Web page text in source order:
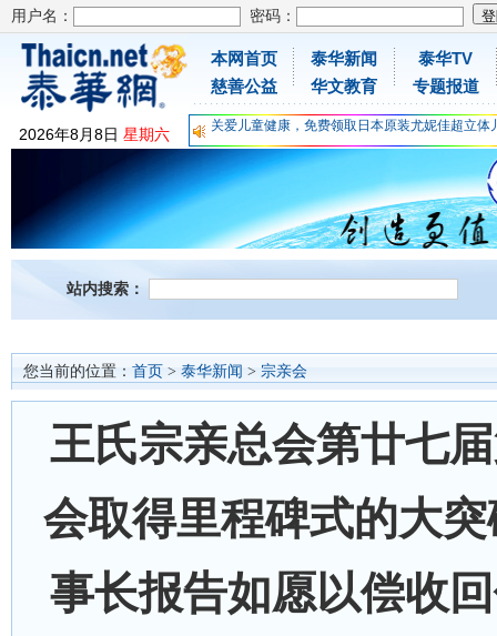
用户名： 密码：
2026年8月8日 星期六
本网首页
慈善公益
泰华新闻
华文教育
泰华TV
专题报道
为时不晚，人体胶原蛋白维C应该这样补充
关爱儿童健康，免费领取日本原装尤妮佳超立体
抗击疫情：每天一瓶增强自身免疫力！
为时不晚，人体胶原蛋白维C应该这样补充
关爱儿童健康，免费领取日本原装尤妮佳超立体
抗击疫情：每天一瓶增强自身免疫力！
站内搜索：
您当前的位置： 首页 > 泰华新闻 > 宗亲会
王氏宗亲总会第廿七
会取得里程碑式的大
事长报告如愿以偿收